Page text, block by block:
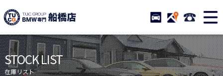
TUCグループ BMW専門
STOCK ACCESS 047-
ニュース
在庫リスト
目玉車両一覧
店舗紹介
STOCK LIST
在庫リスト